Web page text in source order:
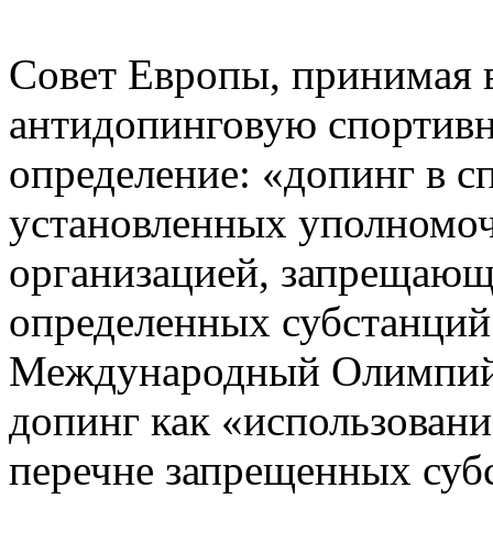
Совет Европы, принимая
антидопинговую
определение: «допинг в
установленных
организацией,
определенных
Международный
допинг как
перечне запрещенных